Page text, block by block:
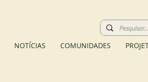
NOTÍCIAS COMUNIDADES